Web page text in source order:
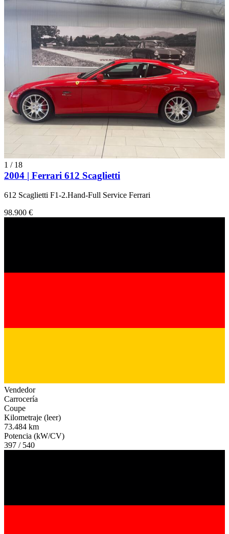
1 / 18
2004 | Ferrari 612 Scaglietti
612 Scaglietti F1-2.Hand-Full Service Ferrari
98.900 €
Vendedor
Carrocería
Coupe
Kilometraje (leer)
73.484 km
Potencia (kW/CV)
397 / 540